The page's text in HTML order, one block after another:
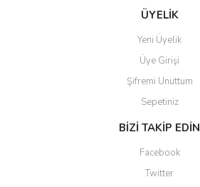
ÜYELİK
Yeni Üyelik
Üye Girişi
Şifremi Unuttum
Sepetiniz
BİZİ TAKİP EDİN
Facebook
Twitter